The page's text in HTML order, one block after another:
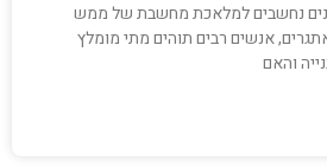
נחשבים למלאכת מחשבת של ממש
אנשים רבים תוהים מתי מומלץ
והאם